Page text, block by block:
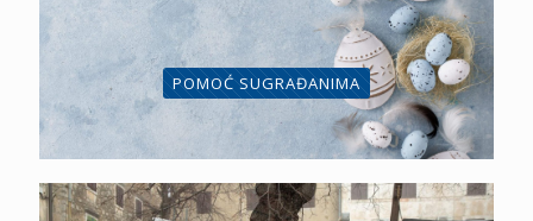
POMOĆ SUGRAĐANIMA